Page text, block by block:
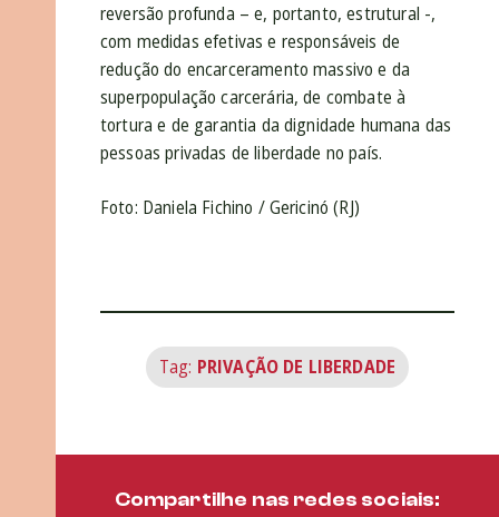
reversão profunda – e, portanto, estrutural -,
com medidas efetivas e responsáveis de
redução do encarceramento massivo e da
superpopulação carcerária, de combate à
tortura e de garantia da dignidade humana das
pessoas privadas de liberdade no país.
Foto: Daniela Fichino / Gericinó (RJ)
Tag: PRIVAÇÃO DE LIBERDADE
Compartilhe nas redes sociais: